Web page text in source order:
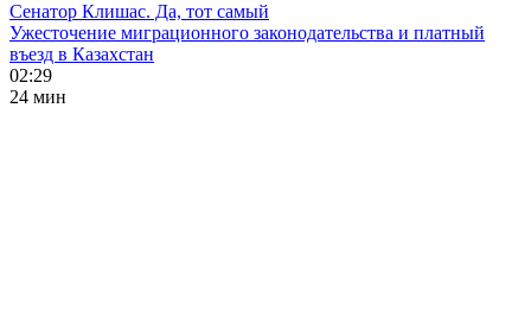
Сенатор Клишас. Да, тот самый
Ужесточение миграционного законодательства и платный
въезд в Казахстан
02:29
24 мин